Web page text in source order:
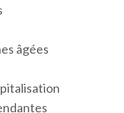
âgées